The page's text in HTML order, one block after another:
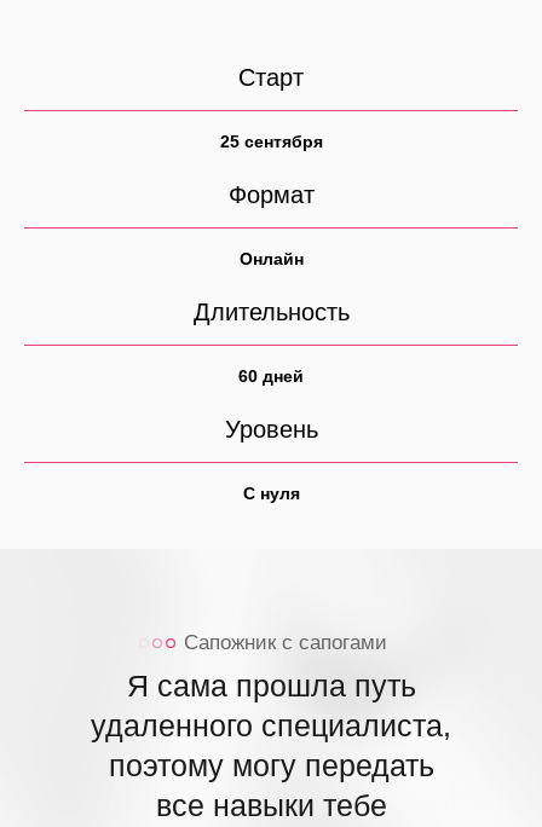
Старт
25 сентября
Формат
Онлайн
Длительность
60 дней
Уровень
С нуля
Сапожник с сапогами
Я сама прошла путь
удаленного специалиста,
поэтому могу передать
все навыки тебе